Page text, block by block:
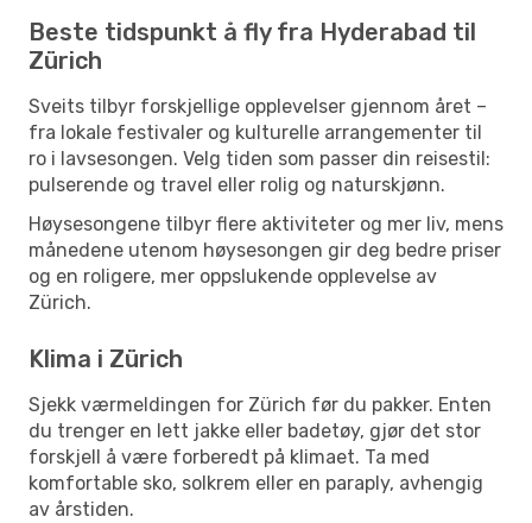
Beste tidspunkt å fly fra Hyderabad til
Zürich
Sveits tilbyr forskjellige opplevelser gjennom året –
fra lokale festivaler og kulturelle arrangementer til
ro i lavsesongen. Velg tiden som passer din reisestil:
pulserende og travel eller rolig og naturskjønn.
Høysesongene tilbyr flere aktiviteter og mer liv, mens
månedene utenom høysesongen gir deg bedre priser
og en roligere, mer oppslukende opplevelse av
Zürich.
Klima i Zürich
Sjekk værmeldingen for Zürich før du pakker. Enten
du trenger en lett jakke eller badetøy, gjør det stor
forskjell å være forberedt på klimaet. Ta med
komfortable sko, solkrem eller en paraply, avhengig
av årstiden.